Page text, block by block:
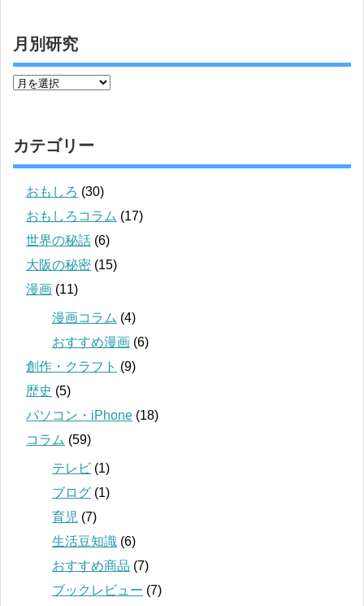
月別研究
カテゴリー
おもしろ (30)
おもしろコラム (17)
世界の秘話 (6)
大阪の秘密 (15)
漫画 (11)
漫画コラム (4)
おすすめ漫画 (6)
創作・クラフト (9)
歴史 (5)
パソコン・iPhone (18)
コラム (59)
テレビ (1)
ブログ (1)
育児 (7)
生活豆知識 (6)
おすすめ商品 (7)
ブックレビュー (7)